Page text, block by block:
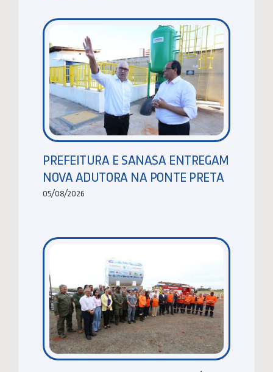
PREFEITURA E SANASA ENTREGAM
NOVA ADUTORA NA PONTE PRETA
05/08/2026